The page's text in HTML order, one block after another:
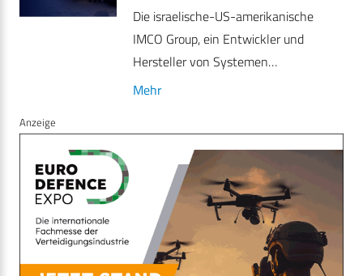
Die israelische-US-amerikanische
IMCO Group, ein Entwickler und
Hersteller von Systemen…
Mehr
Anzeige